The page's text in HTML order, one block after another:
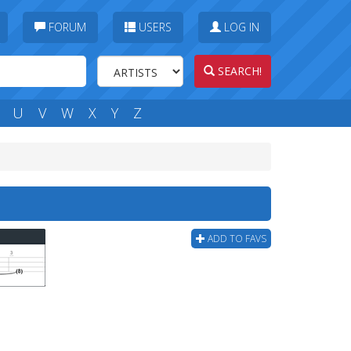
FORUM USERS LOG IN
SEARCH!
U V W X Y Z
ADD TO FAVS